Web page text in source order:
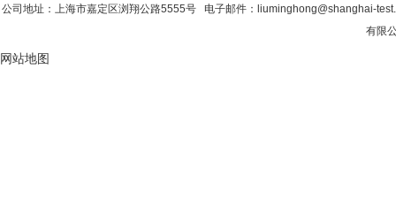
公司地址：上海市嘉定区浏翔公路5555号 电子邮件：liuminghong@shanghai-
有限
网站地图